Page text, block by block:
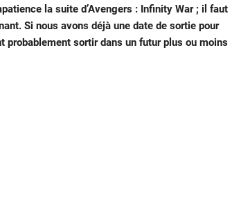
la suite d’Avengers : Infinity War ; il faut
Si nous avons déjà une date de sortie pour
sortir dans un futur plus ou moins